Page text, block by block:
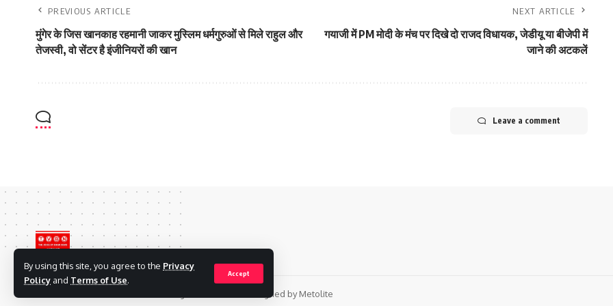
By using this site, you agree to the Privacy
Policy and Terms of Use.
Accept
PREVIOUS ARTICLE
मुंगेर के जिस खानकाह रहमानी जाकर मुस्लिम धर्मगुरुओं से मिले राहुल और
तेजस्वी, वो सेंटर है इंजीनियरों की खान
NEXT ARTICLE
गयाजी में PM मोदी के मंच पर दिखे दो राजद विधायक, जेडीयू या बीजेपी में
जाने की अटकलें
Leave a comment
© 2022 TheVoiceOfBihar.com. All Rights Reserved. Designed by Metolite